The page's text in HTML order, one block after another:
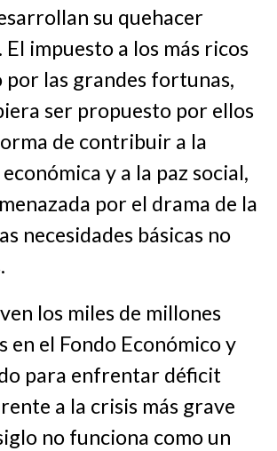
su quehacer
El impuesto a los más ricos
por las grandes fortunas,
ser propuesto por ellos
de contribuir a la
y a la paz social,
por el drama de la
necesidades básicas no
los miles de millones
en el Fondo Económico y
para enfrentar déficit
a la crisis más grave
no funciona como un